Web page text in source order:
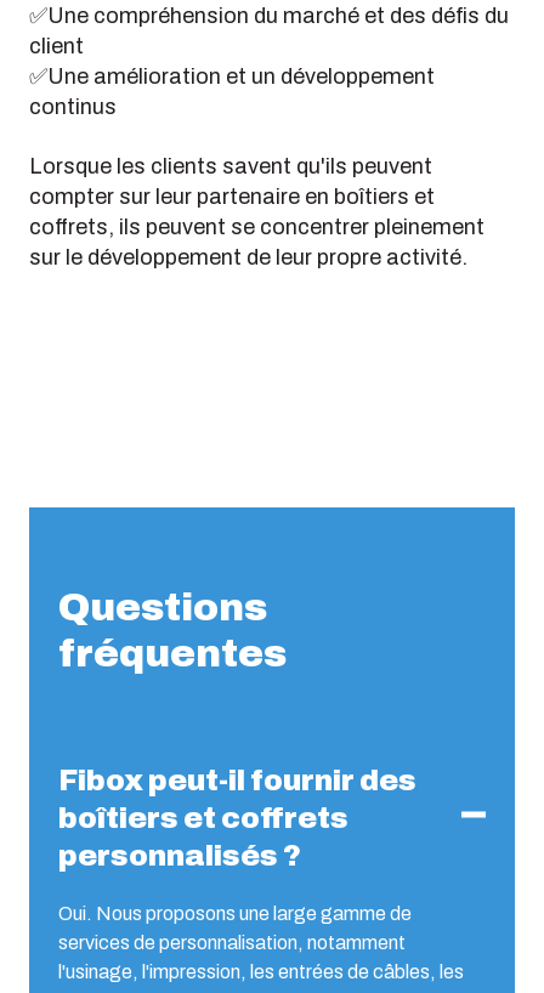
✅Une compréhension du marché et des défis du
client
✅Une amélioration et un développement
continus
Lorsque les clients savent qu'ils peuvent
compter sur leur partenaire en boîtiers et
coffrets, ils peuvent se concentrer pleinement
sur le développement de leur propre activité.
Questions
fréquentes
Fibox peut-il fournir des
boîtiers et coffrets
personnalisés ?
Oui. Nous proposons une large gamme de
services de personnalisation, notamment
l'usinage, l'impression, les entrées de câbles, les